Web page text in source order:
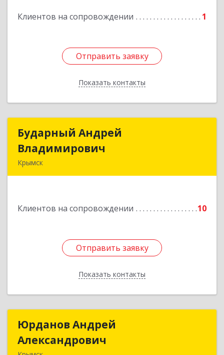
Клиентов на сопровождении 1
Отправить заявку
Показать контакты
Подробнее
Отправить заявку
Назад
Бударный Андрей
Владимирович
Крымск
Клиентов на сопровождении 10
Отправить заявку
Показать контакты
Бударный Андрей
Подробнее
Отправить заявку
Назад
Юрданов Андрей
Александрович
Юрданов Андрей